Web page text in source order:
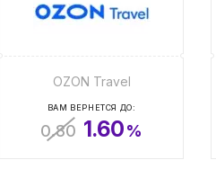
OZON Travel
ВАМ ВЕРНЕТСЯ ДО:
0.80 1.60%